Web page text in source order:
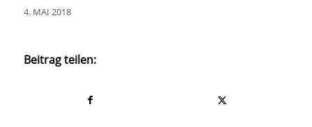
4. MAI 2018
Beitrag teilen: